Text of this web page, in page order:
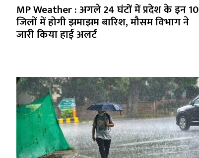
MP Weather : अगले 24 घंटों में प्रदेश के इन 10
जिलों में होगी झमाझम बारिश, मौसम विभाग ने
जारी किया हाई अलर्ट